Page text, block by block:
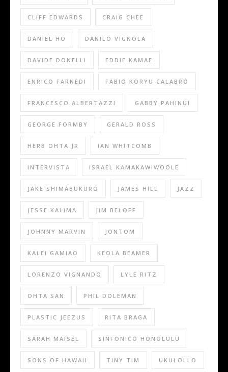
CLIFF EDWARDS CRAIG CHEE
DANIEL HO DANILO VIGNOLA
DAVIDE DONELLI EDDIE KAMAE
ENRICO FARNEDI FABIO KORYU CALABRÒ
FRANCESCO ALBERTAZZI GABBY PAHINUI
GEORGE FORMBY GERALD ROSS
HERB OHTA JR IAN WHITCOMB
INTERVISTA ISRAEL KAMAKAWIWOOLE
JAKE SHIMABUKURO JAMES HILL JAZZ
JESSE KALIMA JIM BELOFF
JOHNNY MARVIN JONTOM
KALEI GAMIAO KEOLA BEAMER
LORENZO VIGNANDO LYLE RITZ
OHTA SAN PHIL DOLEMAN
PLASTIC JEEZUS RITA BRAGA
SARAH MAISEL SINFONICO HONOLULU
SONS OF HAWAII TINY TIM UKULOLLO